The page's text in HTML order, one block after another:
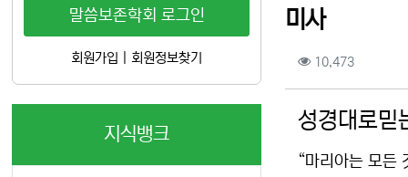
미사
컨텐츠 정보
10,473조회
성경대로믿
“마리아는 모든
말씀보존학회 로그인
회원가입 회원정보찾기
지식뱅크